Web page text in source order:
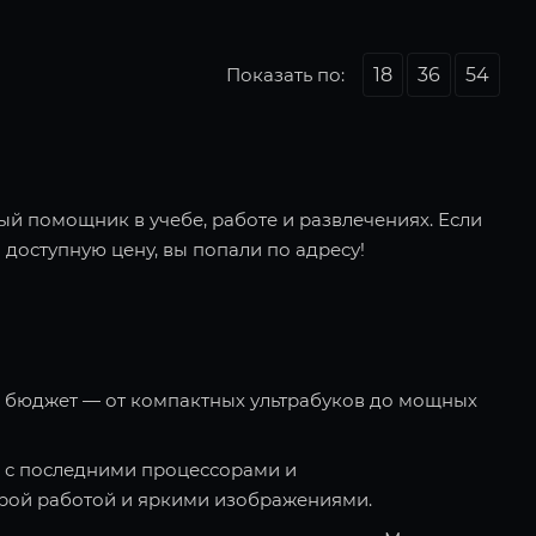
Показать по: 18 36 54
помощник в учебе, работе и развлечениях. Если
цену, вы попали по адресу!
— от компактных ультрабуков до мощных
последними процессорами и
работой и яркими изображениями.